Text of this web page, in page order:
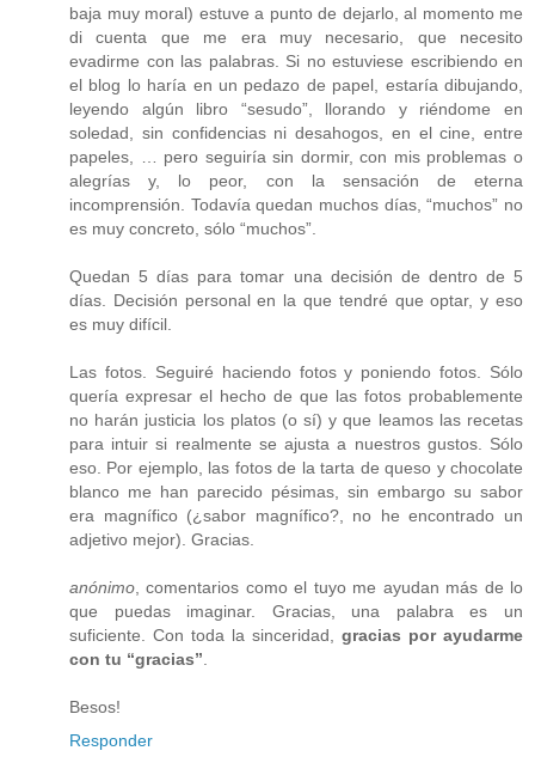
baja muy moral) estuve a punto de dejarlo, al momento me
di cuenta que me era muy necesario, que necesito
evadirme con las palabras. Si no estuviese escribiendo en
el blog lo haría en un pedazo de papel, estaría dibujando,
leyendo algún libro “sesudo”, llorando y riéndome en
soledad, sin confidencias ni desahogos, en el cine, entre
papeles, … pero seguiría sin dormir, con mis problemas o
alegrías y, lo peor, con la sensación de eterna
incomprensión. Todavía quedan muchos días, “muchos” no
es muy concreto, sólo “muchos”.
Quedan 5 días para tomar una decisión de dentro de 5
días. Decisión personal en la que tendré que optar, y eso
es muy difícil.
Las fotos. Seguiré haciendo fotos y poniendo fotos. Sólo
quería expresar el hecho de que las fotos probablemente
no harán justicia los platos (o sí) y que leamos las recetas
para intuir si realmente se ajusta a nuestros gustos. Sólo
eso. Por ejemplo, las fotos de la tarta de queso y chocolate
blanco me han parecido pésimas, sin embargo su sabor
era magnífico (¿sabor magnífico?, no he encontrado un
adjetivo mejor). Gracias.
anónimo , comentarios como el tuyo me ayudan más de lo
que puedas imaginar. Gracias, una palabra es un
suficiente. Con toda la sinceridad, gracias por ayudarme
con tu “gracias”
Besos!
Responder